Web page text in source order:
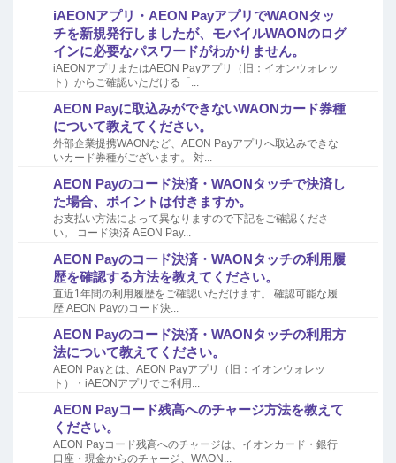
iAEONアプリ・AEON PayアプリでWAONタッ
チを新規発行しましたが、モバイルWAONのログ
インに必要なパスワードがわかりません。
iAEONアプリまたはAEON Payアプリ（旧：イオンウォレッ
ト）からご確認いただける「...
AEON Payに取込みができないWAONカード券種
について教えてください。
外部企業提携WAONなど、AEON Payアプリへ取込みできな
いカード券種がございます。 対...
AEON Payのコード決済・WAONタッチで決済し
た場合、ポイントは付きますか。
お支払い方法によって異なりますので下記をご確認くださ
い。 コード決済 AEON Pay...
AEON Payのコード決済・WAONタッチの利用履
歴を確認する方法を教えてください。
直近1年間の利用履歴をご確認いただけます。 確認可能な履
歴 AEON Payのコード決...
AEON Payのコード決済・WAONタッチの利用方
法について教えてください。
AEON Payとは、AEON Payアプリ（旧：イオンウォレッ
ト）・iAEONアプリでご利用...
AEON Payコード残高へのチャージ方法を教えて
ください。
AEON Payコード残高へのチャージは、イオンカード・銀行
口座・現金からのチャージ、WAON...